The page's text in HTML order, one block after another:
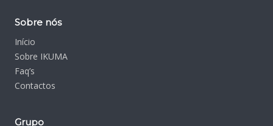
Sobre nós
Início
Sobre IKUMA
Faq’s
Contactos
Grupo